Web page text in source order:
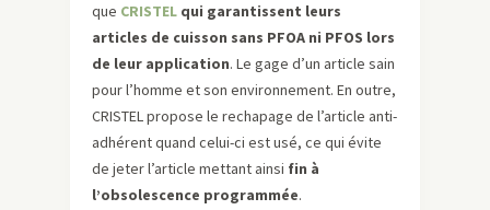
que CRISTEL qui garantissent leurs
articles de cuisson sans PFOA ni PFOS lors
de leur application. Le gage d’un article sain
pour l’homme et son environnement. En outre,
CRISTEL propose le rechapage de l’article anti-
adhérent quand celui-ci est usé, ce qui évite
de jeter l’article mettant ainsi fin à
l’obsolescence programmée.